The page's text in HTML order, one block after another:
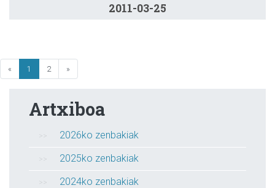
2011-03-25
« 1 2 »
Artxiboa
2026ko zenbakiak
2025ko zenbakiak
2024ko zenbakiak